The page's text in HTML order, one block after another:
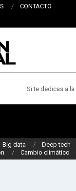
CONTACTO
Si te dedicas a la
Big data
Deep tech
Cambio climàtico